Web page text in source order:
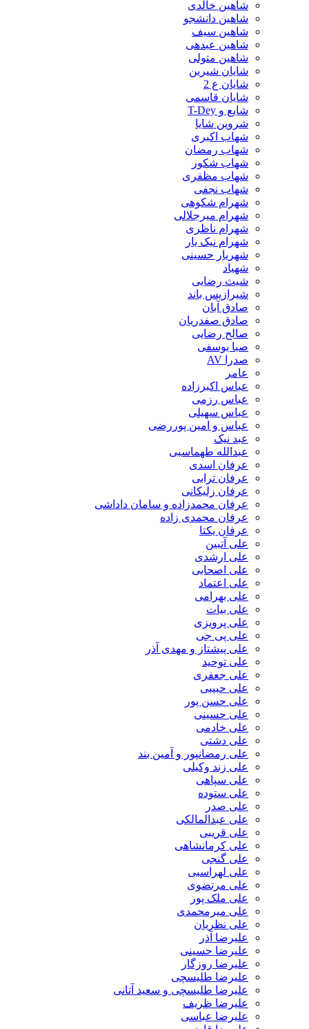
شاهین خالدی
شاهین دانشجو
شاهین سیف
شاهین عبدهی
شاهین متولی
شایان شیرین
شایان ع 2
شایان قاسمی
شایع و T-Dey
شروین شایا
شهاب اکبری
شهاب رمضان
شهاب شکور
شهاب مظفری
شهاب نجفی
شهرام شکوهی
شهرام میرجلالی
شهرام ناظری
شهرام نیک یار
شهریار حسینی
شهیاد
شیث رضایی
شیرازیس باند
صادق آبان
صادق صفدریان
صالح رضایی
صبا یوسفی
صدرا AV
عامر
عباس اکبرزاده
عباس رزمی
عباس سهیلی
عباس و امین پوررضی
عبد نیک
عبدالله طهماسبی‎
عرفان اسدی
عرفان ترابی
عرفان زلیکانی
عرفان محمدزاده و سامان داداشی
عرفان محمدی زاده
عرفان یکتا
علی آتبین
علی ارشدی
علی اصحابی
علی اعتماد
علی بهرامی
علی بیات
علی پرویزی
علی پی جی
علی پیشتاز و مهدی آذر
علی توحید
علی جعفری
علی حبیبی
علی حسن پور
علی حسینی
علی خادمی
علی دشتی
علی رمضانپور و آمین بند
علی زند وکیلی
علی سپاهی
علی ستوده
علی صدر
علی عبدالمالکی
علی قریبی
علی کرمانشاهی
علی گنجی
علی لهراسبی
علی مرتضوی
علی ملک پور
علی میرمحمدی
علی نظریان
علیرضا آذر
علیرضا حسینی
علیرضا روزگار
علیرضا طلیسچی
علیرضا طلیسچی و سعید آتانی
علیرضا ظریف
علیرضا عباسی